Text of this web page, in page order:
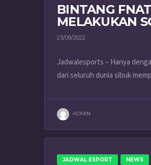
BINTANG
MELAKUKAN
23/09/2022
Jadwalesports – Hanya
dari seluruh dunia sibuk
ADMIN
JADWAL ESPORT NEWS